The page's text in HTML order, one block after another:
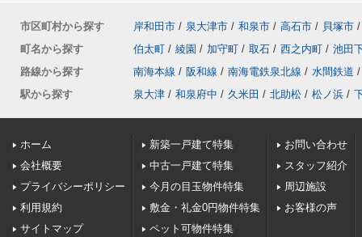
市区町村から探す 岸和田市 / 泉大津市 / 和泉市 / 高石市 / 貝塚市 /
町名から探す
伯太町 / 綾園 / 加守町 / 取石 / 西之内町 / 池田
路線から探す
南海本線 / 阪和線 / 南海電鉄泉北線 / 水間鉄道 /
駅から探す
泉大津 / 和泉府中 / 久米田 / 北助松 / 松ノ浜 /
ホーム
会社概要
プライバシーポリシー
利用規約
サイトマップ
新築一戸建て特集
中古一戸建て特集
今月の目玉物件特集
敷金・礼金0円物件特集
ペット可物件特集
お問い合わせ
スタッフ紹介
周辺施設
お客様の声